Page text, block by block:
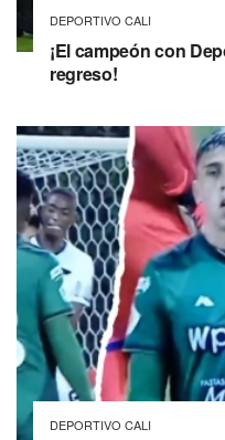
DEPORTIVO CALI
¡El campeón con
regreso!
DEPORTIVO CALI